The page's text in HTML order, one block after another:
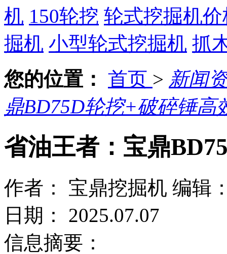
机 150轮挖 轮式挖掘机
掘机 小型轮式挖掘机 抓
您的位置： 首页 > 新闻
鼎BD75D轮挖+破碎锤高
省油王者：宝鼎
作者： 宝鼎挖掘机 编辑
日期： 2025.07.07
信息摘要：